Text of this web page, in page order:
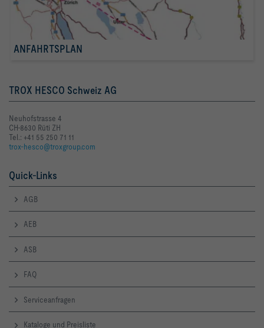
ANFAHRTSPLAN
TROX HESCO Schweiz AG
Neuhofstrasse 4
CH-8630 Rüti ZH
Tel.: +41 55 250 71 11
trox-hesco@troxgroup.com
Quick-Links
AGB
AEB
ASB
FAQ
Serviceanfragen
Kataloge und Preisliste